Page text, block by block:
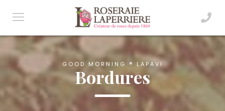
GOOD MORNING ® LAPAVI
Bordures